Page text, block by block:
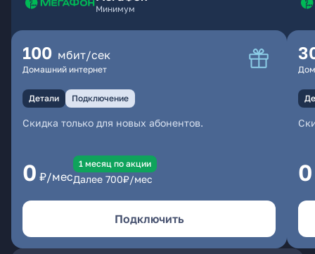
Минимум
100 мбит/сек
Домашний интернет
Детали Подключение
Скидка только для новых абонентов.
0 ₽/мес
1 месяц по акции
Далее 700₽/мес
Подключить
0